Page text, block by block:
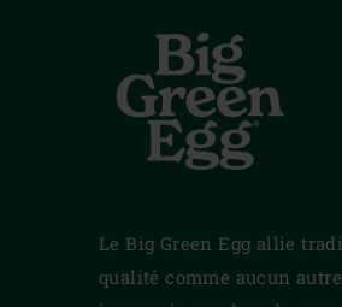
Le Big Green Egg allie
qualité comme aucun